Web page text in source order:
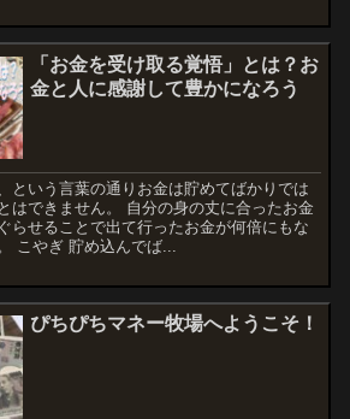
「お金を受け取る覚悟」とは？お
金と人に感謝して豊かになろう
という言葉の通りお金は貯めてばかりでは
はできません。 自分の身の丈に合ったお金
らせることで出て行ったお金が何倍にもな
こやぎ 貯め込んでば...
ぴちぴちマネー牧場へようこそ！